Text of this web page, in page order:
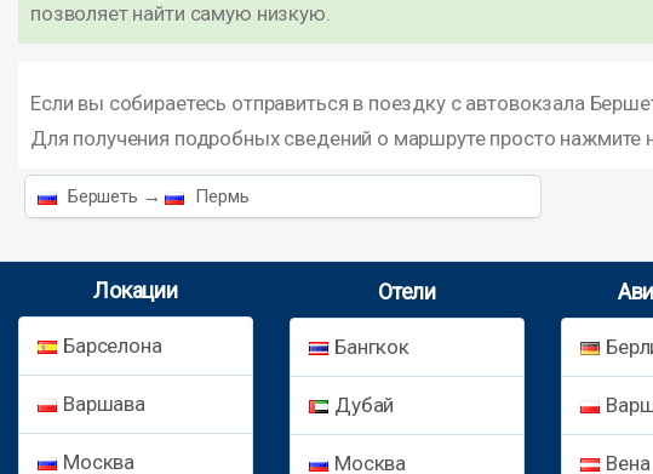
позволяет найти самую низкую.
Если вы собираетесь отправиться в поездку с автовокзала
Для получения подробных сведений о маршруте просто нажмите
Бершеть → Пермь
Локации
Барселона
Варшава
Москва
Отели
Бангкок
Дубай
Москва Вена